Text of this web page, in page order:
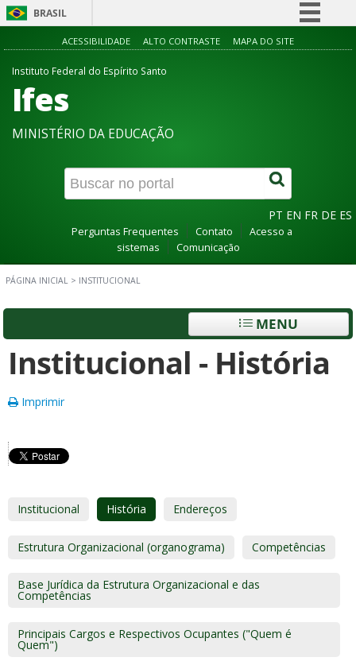
BRASIL
Simplifique!
Canais
ACESSIBILIDADE ALTO CONTRASTE MAPA DO SITE
Instituto Federal do Espírito Santo
Ifes
MINISTÉRIO DA EDUCAÇÃO
PT EN FR DE ES
Perguntas Frequentes Contato
Acesso a
sistemas
Comunicação
PÁGINA INICIAL > INSTITUCIONAL
MENU
Institucional - História
Imprimir
Institucional História Endereços
Estrutura Organizacional (organograma) Competências
Base Jurídica da Estrutura Organizacional e das
Competências
Principais Cargos e Respectivos Ocupantes ("Quem é
Quem")